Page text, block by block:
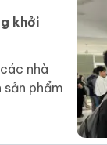
khởi
nhà
phẩm